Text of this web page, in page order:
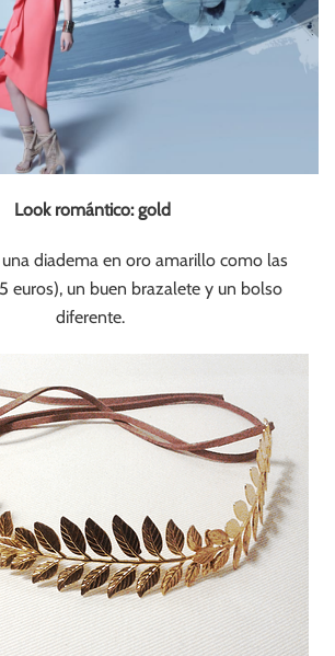
Look romántico: gold
diadema en oro amarillo como las
euros), un buen brazalete y un bolso
diferente.